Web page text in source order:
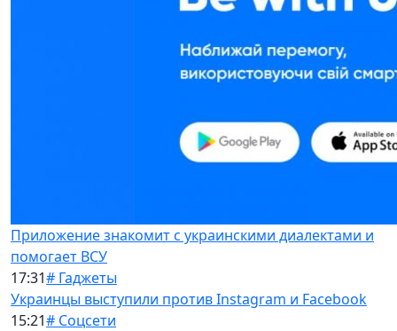
Приложение знакомит с украинскими диалектами и
помогает ВСУ
17:31# Гаджеты
Украинцы выступили против Instagram и Facebook
15:21# Соцсети